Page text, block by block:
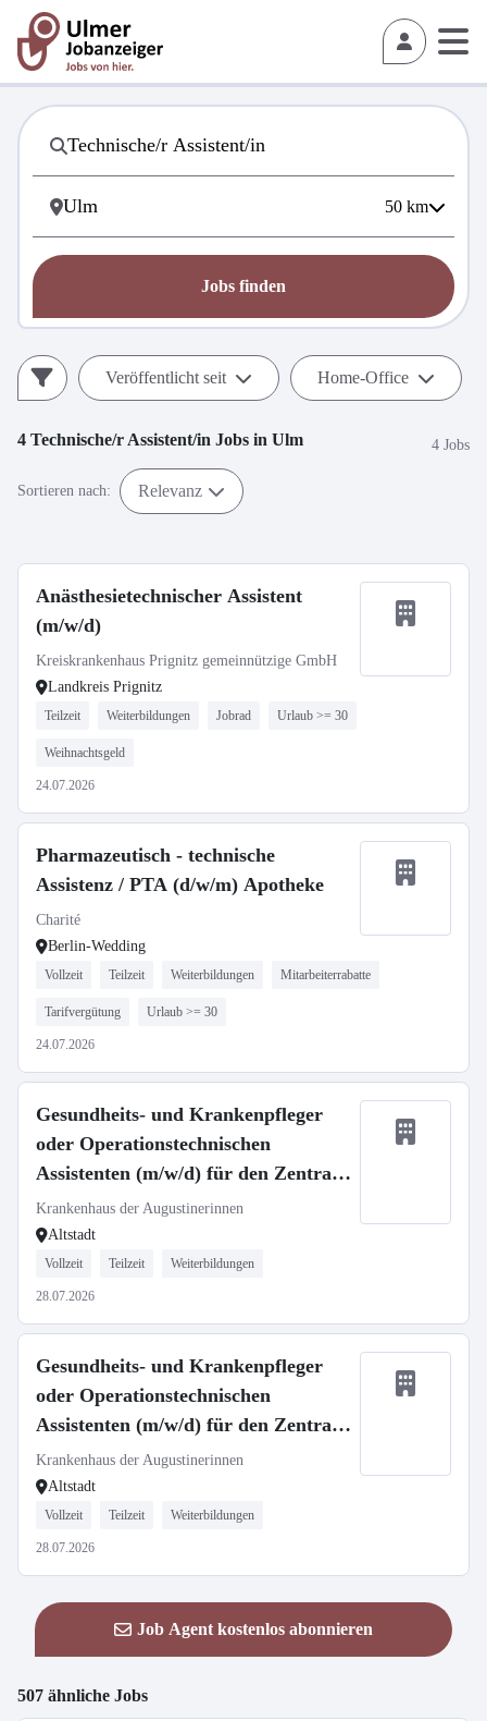
50 km
Jobs finden
Veröffentlicht seit Home-Office
4 Technische/r Assistent/in Jobs in Ulm 4 Jobs
Sortieren nach: Relevanz
Anästhesietechnischer Assistent
(m/w/d)
Kreiskrankenhaus Prignitz gemeinnützige GmbH
Landkreis Prignitz
Teilzeit Weiterbildungen Jobrad Urlaub >= 30
Weihnachtsgeld
24.07.2026
Pharmazeutisch - technische
Assistenz / PTA (d/w/m) Apotheke
Charité
Berlin-Wedding
Vollzeit Teilzeit Weiterbildungen Mitarbeiterrabatte
Tarifvergütung Urlaub >= 30
24.07.2026
Gesundheits- und Krankenpfleger
oder Operationstechnischen
Assistenten (m/w/d) für den Zentral
OP - Neuaufbau unserer Spätdienste
Krankenhaus der Augustinerinnen
Altstadt
Vollzeit Teilzeit Weiterbildungen
28.07.2026
Gesundheits- und Krankenpfleger
oder Operationstechnischen
Assistenten (m/w/d) für den Zentral
OP - Neuaufbau unserer Flexidienste
Krankenhaus der Augustinerinnen
Altstadt
Vollzeit Teilzeit Weiterbildungen
28.07.2026
Job Agent kostenlos abonnieren
507 ähnliche Jobs